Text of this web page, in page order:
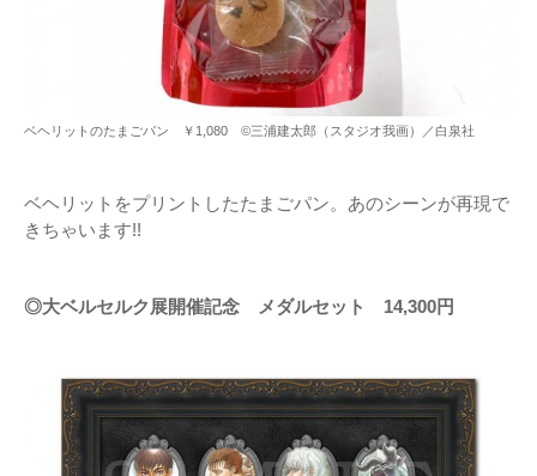
ベヘリットのたまごパン ￥1,080 ©三浦建太郎（スタジオ我画）／白泉社
ベヘリットをプリントしたたまごパン。あのシーンが再現で
きちゃいます!!
◎大ベルセルク展開催記念 メダルセット 14,300円